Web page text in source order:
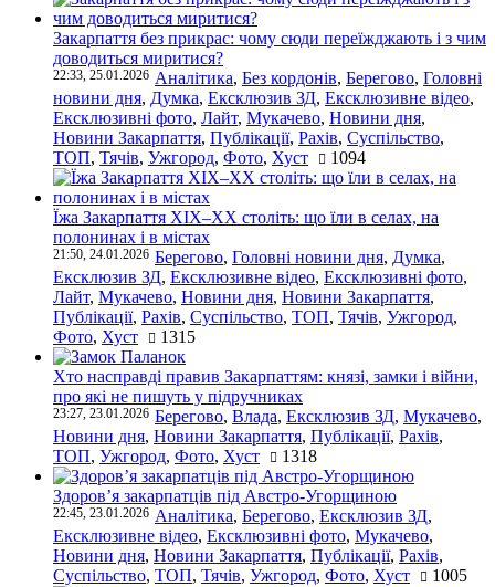
Закарпаття без прикрас: чому сюди переїжджають і з чим
доводиться миритися?
22:33, 25.01.2026 Аналітика, Без кордонів, Берегово, Головні
новини дня, Думка, Ексклюзив ЗД, Ексклюзивне відео,
Ексклюзивні фото, Лайт, Мукачево, Новини дня,
Новини Закарпаття, Публікації, Рахів, Суспільство,
ТОП, Тячів, Ужгород, Фото, Хуст 1094
Їжа Закарпаття ХІХ–ХХ століть: що їли в селах, на
полонинах і в містах
21:50, 24.01.2026 Берегово, Головні новини дня, Думка,
Ексклюзив ЗД, Ексклюзивне відео, Ексклюзивні фото,
Лайт, Мукачево, Новини дня, Новини Закарпаття,
Публікації, Рахів, Суспільство, ТОП, Тячів, Ужгород,
Фото, Хуст 1315
Хто насправді правив Закарпаттям: князі, замки і війни,
про які не пишуть у підручниках
23:27, 23.01.2026 Берегово, Влада, Ексклюзив ЗД, Мукачево,
Новини дня, Новини Закарпаття, Публікації, Рахів,
ТОП, Ужгород, Фото, Хуст 1318
Здоров’я закарпатців під Австро-Угорщиною
22:45, 23.01.2026 Аналітика, Берегово, Ексклюзив ЗД,
Ексклюзивне відео, Ексклюзивні фото, Мукачево,
Новини дня, Новини Закарпаття, Публікації, Рахів,
Суспільство, ТОП, Тячів, Ужгород, Фото, Хуст 1005